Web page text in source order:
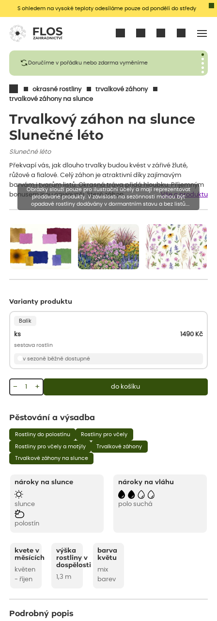
S ohledem na vysoké teploty odesíláme pouze od pondělí do středy
Doručíme v pořádku nebo zdarma vyměníme
okrasné rostliny
trvalkové záhony
trvalkové záhony na slunce
Trvalkový záhon na slunce
Slunečné léto
Slunečné léto
Překvapí vás, jak dlouho trvalky budou kvést v zářivé žluté,
růžové a fialové. Celý záhon je atraktivní díky zajímavým
barvám i tvarům listů. Okrasná tráva přidá hloubku. Příjemným
bonusem jsou opylovači, které záhon…
Vše o produktu
Varianty produktu
Balík
ks 1490 Kč
sestava rostlin
v sezoně běžně dostupné
+
− do košíku
Obrázky slouží pouze pro ilustrační účely a mají reprezentovat
prodávané produkty. V závislosti na sezónnosti mohou být
opadavé rostliny dodávány v dormantním stavu a bez listů.
Rostliny mohou být také sestřiženy níže, než je uvedená výška,
Pěstování a výsadba
Rostliny do polostínu Rostliny pro včely
Rostliny pro včely a motýly Trvalkové záhony
Trvalkové záhony na slunce
nároky na slunce
slunce
polostín
nároky na vláhu
polo suchá
kvete v
měsících
květen
- říjen
výška
rostliny v
dospělosti
1,3 m
barva
květu
mix
barev
Podrobný popis